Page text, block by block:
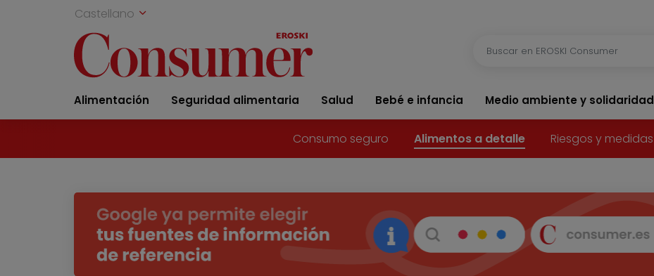
Castellano
Alimentación Seguridad alimentaria Salud Bebé e infancia Medio ambiente y solidaridad
Consumo seguro Alimentos a detalle Riesgos y medidas